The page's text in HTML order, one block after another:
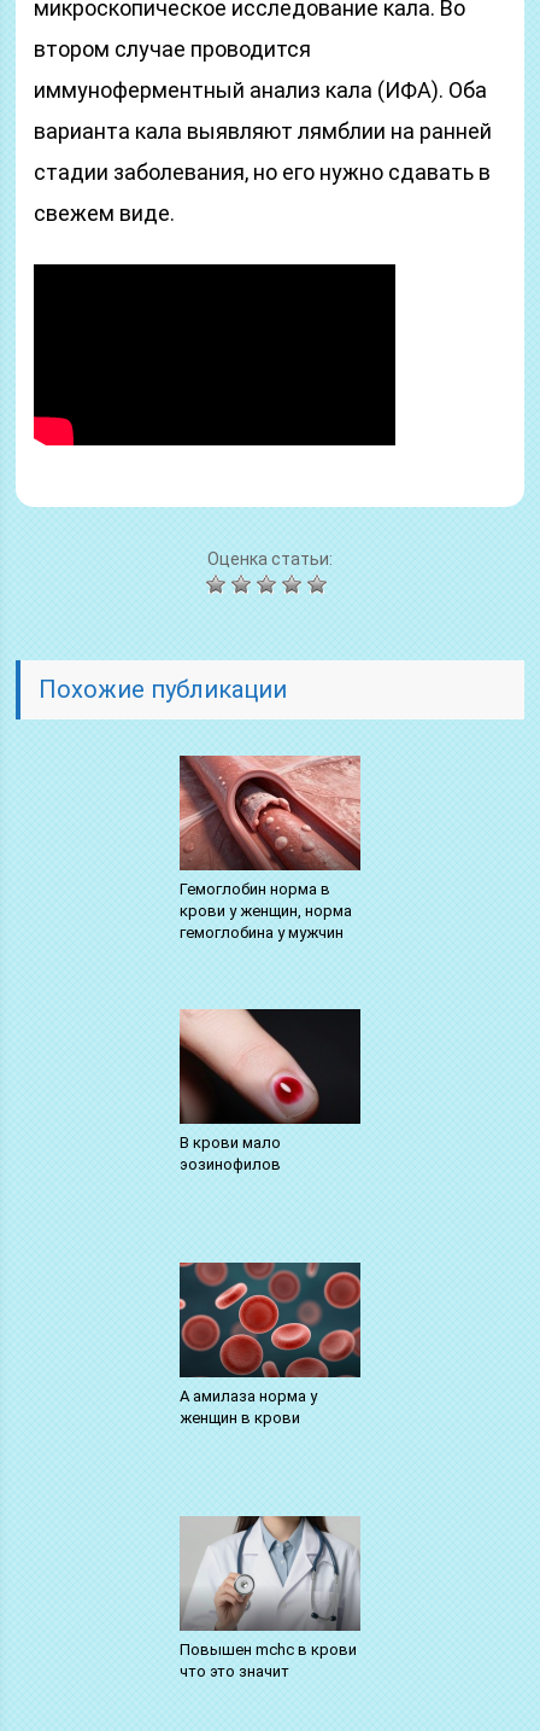
микроскопическое исследование кала. Во
втором случае проводится
иммуноферментный анализ кала (ИФА). Оба
варианта кала выявляют лямблии на ранней
стадии заболевания, но его нужно сдавать в
свежем виде.
Оценка статьи:
Похожие публикации
Гемоглобин норма в
крови у женщин, норма
гемоглобина у мужчин
В крови мало
эозинофилов
А амилаза норма у
женщин в крови
Повышен mchc в крови
что это значит